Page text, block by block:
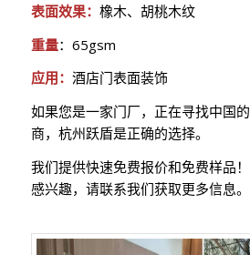
表面效果： 橡木、胡桃木纹
重量：65gsm
应用： 酒店门表面装饰
如果您是一家门厂，正在寻找中国
商，杭州跃盾是正确的选择。
我们提供快速免费报价和免费样品
感兴趣，请联系我们获取更多信息。